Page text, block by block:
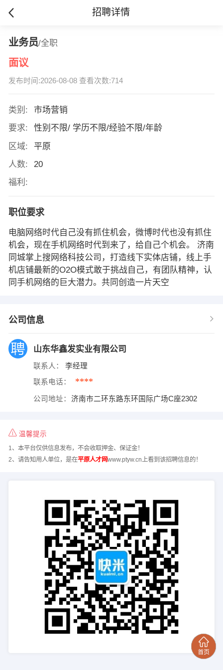
招聘详情
业务员/全职
面议
发布时间:2026-08-08 查看次数:714
类别:
市场营销
要求:
性别不限/ 学历不限/经验不限/年龄
区域:
平原
人数:
20
福利:
职位要求
电脑网络时代自己没有抓住机会，微博时代也没有抓住
机会，现在手机网络时代到来了，给自己个机会。 济南
同城掌上搜网络科技公司，打造线下实体店铺，线上手
机店铺最新的O2O模式敢于挑战自己，有团队精神，认
同手机网络的巨大潜力。共同创造一片天空
公司信息
山东华鑫发实业有限公司
联系人： 李经理
联系电话： ****
公司地址： 济南市二环东路东环国际广场C座2302
温馨提示
1、本平台仅供信息发布，不会收取押金、保证金！
2、请告知用人单位，是在平原人才网www.ptyw.cn上看到该招聘信息的！